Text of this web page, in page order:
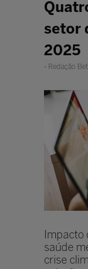
setor
2025
Redação
Impacto
saúde
crise